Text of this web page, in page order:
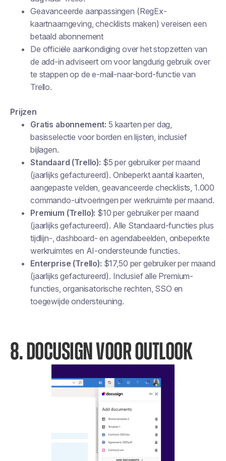
Geavanceerde aanpassingen (RegEx-
kaartnaamgeving, checklists maken) vereisen een
betaald abonnement
De officiële aankondiging over het stopzetten van
de add-in adviseert om voor langdurig gebruik over
te stappen op de e-mail-naar-bord-functie van
Trello.
Prijzen
Gratis abonnement: 5 kaarten per dag,
basisselectie voor borden en lijsten, inclusief
bijlagen.
Standaard (Trello): $5 per gebruiker per maand
(jaarlijks gefactureerd). Onbeperkt aantal kaarten,
aangepaste velden, geavanceerde checklists, 1.000
commando-uitvoeringen per werkruimte per maand.
Premium (Trello): $10 per gebruiker per maand
(jaarlijks gefactureerd). Alle Standaard-functies plus
tijdlijn-, dashboard- en agendabeelden, onbeperkte
werkruimtes en AI-ondersteunde functies.
Enterprise (Trello): $17,50 per gebruiker per maand
(jaarlijks gefactureerd). Inclusief alle Premium-
functies, organisatorische rechten, SSO en
toegewijde ondersteuning.
8. DOCUSIGN VOOR OUTLOOK